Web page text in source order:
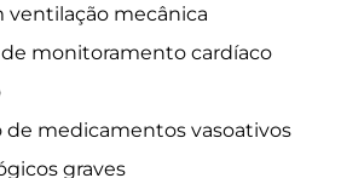
ventilação mecânica
monitoramento cardíaco
de medicamentos vasoativos
graves